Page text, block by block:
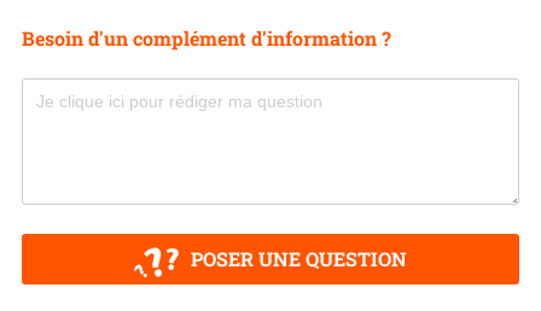
Besoin d'un complément d'information ?
POSER UNE QUESTION